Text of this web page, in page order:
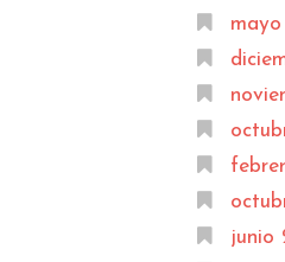
mayo
junio